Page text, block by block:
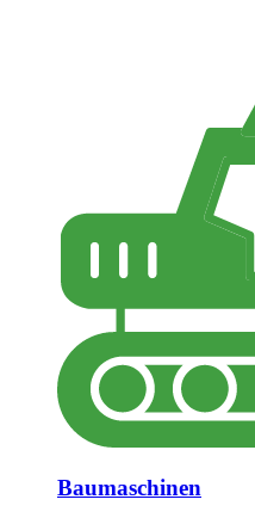
Baumaschinen